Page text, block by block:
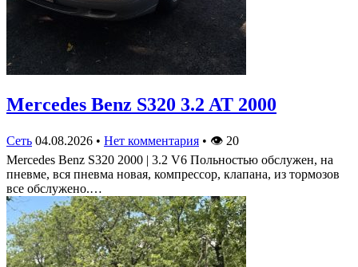
Mercedes Benz S320 3.2 AT 2000
Сеть 04.08.2026 • Нет комментария • 👁 20
Mercedes Benz S320 2000 | 3.2 V6 Польностью обслужен, на
пневме, вся пневма новая, компрессор, клапана, из тормозов
все обслужено.…